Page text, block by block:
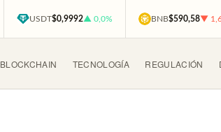
USDT$0,9992▲ 0,0% BNB$590,58▼
BLOCKCHAIN TECNOLOGÍA REGULACIÓN